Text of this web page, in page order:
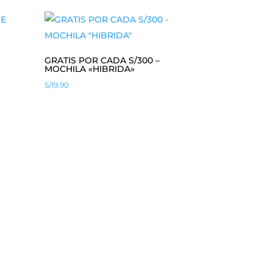
GRATIS POR CADA S/300 –
MOCHILA «HIBRIDA»
S/19.90